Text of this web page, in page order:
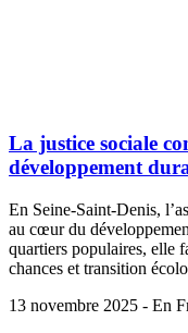
La justice sociale
développement
En Seine-Saint-Denis,
au cœur du
quartiers populaires, elle
chances et transition
13 novembre 2025 - En